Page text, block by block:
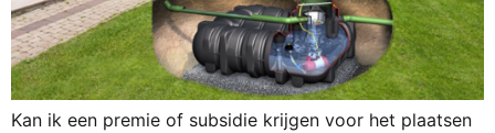
Kan ik een premie of subsidie krijgen voor het plaatsen